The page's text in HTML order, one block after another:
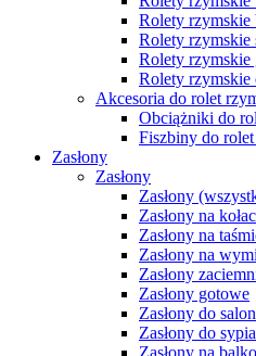
Rolety rzymskie
Rolety rzymskie
Rolety rzymskie
Rolety rzymskie
Akcesoria do rolet
Obciążniki do
Fiszbiny do
Zasłony
Zasłony
Zasłony
Zasłony na
Zasłony na
Zasłony na
Zasłony
Zasłony gotowe
Zasłony do
Zasłony do
Zasłony na